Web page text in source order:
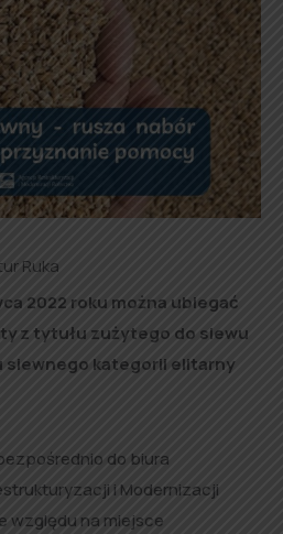
Ruka
2022 roku można ubiegać
z tytułu zużytego do siewu
siewnego kategorii elitarny
do biura
i Modernizacji
względu na miejsce